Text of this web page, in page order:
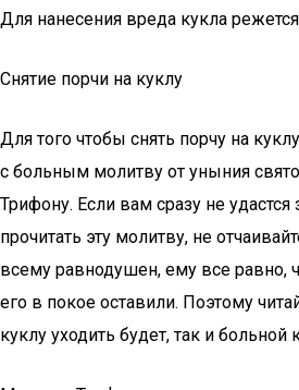
Для нанесения вреда кукла
Снятие порчи на куклу
Для того чтобы снять порчу на
с больным молитву от уныния
Трифону. Если вам сразу не удастся
прочитать эту молитву, не
всему равнодушен, ему все равно,
его в покое оставили. Поэтому
куклу уходить будет, так и больной